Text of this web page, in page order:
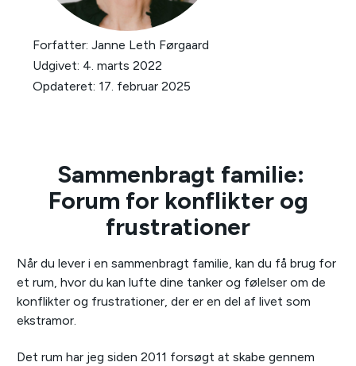
Forfatter: Janne Leth Førgaard
Udgivet: 4. marts 2022
Opdateret: 17. februar 2025
Sammenbragt familie:
Forum for konflikter og
frustrationer
Når du lever i en sammenbragt familie, kan du få brug for
et rum, hvor du kan lufte dine tanker og følelser om de
konflikter og frustrationer, der er en del af livet som
ekstramor.
Det rum har jeg siden 2011 forsøgt at skabe gennem